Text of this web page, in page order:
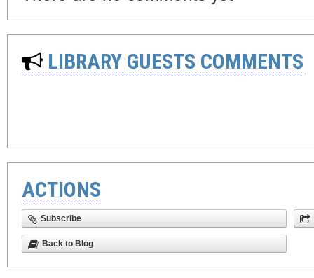
LIBRARY GUESTS COMMENTS
ACTIONS
Subscribe
Back to Blog